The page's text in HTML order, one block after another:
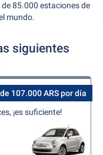
85.000 estaciones de
mundo.
siguientes
107.000 ARS por día
¡es suficiente!